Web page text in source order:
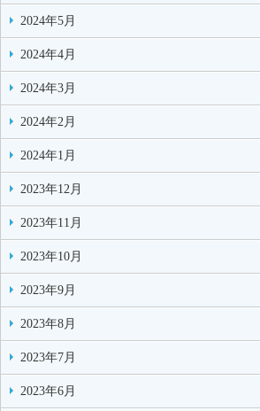
2024年5月
2024年4月
2024年3月
2024年2月
2024年1月
2023年12月
2023年11月
2023年10月
2023年9月
2023年8月
2023年7月
2023年6月